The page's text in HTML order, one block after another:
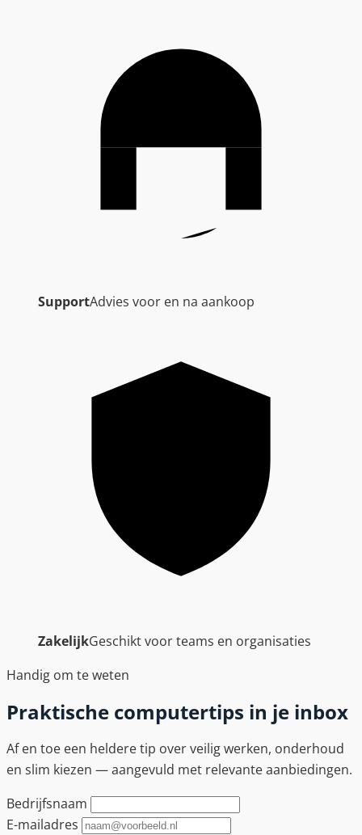
SupportAdvies voor en na aankoop
ZakelijkGeschikt voor teams en organisaties
Handig om te weten
Praktische computertips in je inbox
Af en toe een heldere tip over veilig werken, onderhoud
en slim kiezen — aangevuld met relevante aanbiedingen.
Bedrijfsnaam
E-mailadres